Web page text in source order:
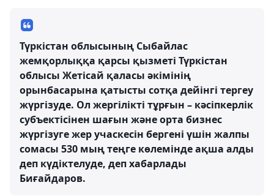
Түркістан облысының Сыбайлас
жемқорлыққа қарсы қызметі Түркістан
облысы Жетісай қаласы әкімінің
орынбасарына қатысты сотқа дейінгі тергеу
жүргізуде. Ол жергілікті тұрғын – кәсіпкерлік
субъектісінен шағын және орта бизнес
жүргізуге жер учаскесін бергені үшін жалпы
сомасы 530 мың теңге көлемінде ақша алды
деп күдіктелуде, деп хабарлады
Биғайдаров.